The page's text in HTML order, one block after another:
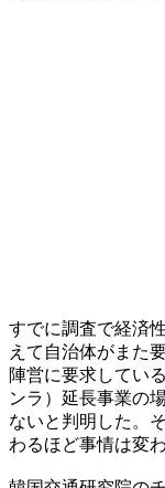
すでに調査で経済
えて自治体がまた
陣営に要求してい
ンラ）延長事業の
ないと判明した。
わるほど事情は変